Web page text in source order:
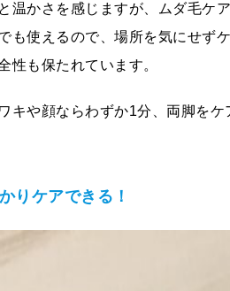
温かさを感じますが、ムダ毛ケ
も使えるので、場所を気にせず
性も保たれています。
キや顔ならわずか1分、両脚を
りケアできる！